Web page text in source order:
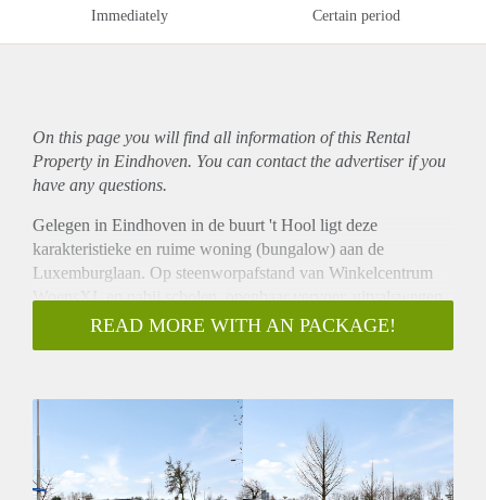
Immediately Certain period
On this page you will find all information of this Rental
Property in Eindhoven. You can contact the advertiser if you
have any questions.
Gelegen in Eindhoven in de buurt 't Hool ligt deze
karakteristieke en ruime woning (bungalow) aan de
Luxemburglaan. Op steenworpafstand van Winkelcentrum
WoensXL en nabij scholen, openbaar vervoer, uitvalswegen
en het Henri Dunantpark. De woning heeft een
woonoppervlakte van 131 m2 en bevindt zich op een perceel
voor 12 maanden beschikbaar zijn, periode kan mogelijk
verlengd worden.
Locatie, de woonruimte is gelegen aan een rustig pleintje met
voldoende parkeergelegenheid voor de deur.
READ MORE WITH AN PACKAGE!